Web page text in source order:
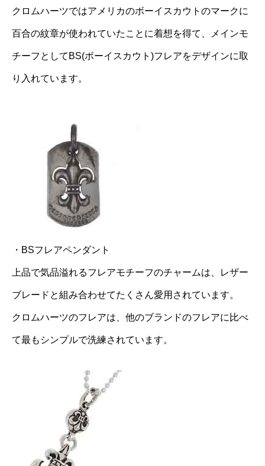
クロムハーツではアメリカのボーイスカウトのマークに
百合の紋章が使われていたことに着想を得て、メインモ
チーフとしてBS(ボーイスカウト)フレアをデザインに取
り入れています。
・BSフレアペンダント
上品で気品溢れるフレアモチーフのチャームは、レザー
ブレードと組み合わせてたくさん愛用されています。
クロムハーツのフレアは、他のブランドのフレアに比べ
て最もシンプルで洗練されています。